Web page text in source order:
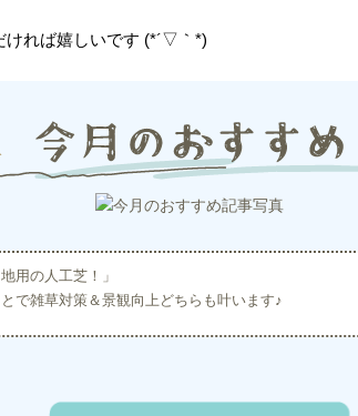
ければ嬉しいです (*´▽｀*)
用の人工芝！」
で雑草対策＆景観向上どちらも叶います♪